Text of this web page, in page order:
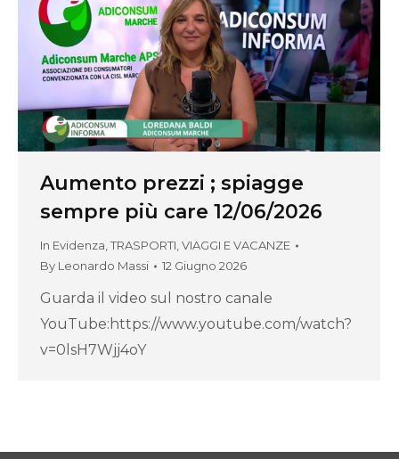
Aumento prezzi ; spiagge
sempre più care 12/06/2026
In Evidenza TRASPORTI, VIAGGI E VACANZE
By Leonardo Massi 12 Giugno 2026
Guarda il video sul nostro canale
YouTube:https://www.youtube.com/watch?
v=0lsH7Wjj4oY